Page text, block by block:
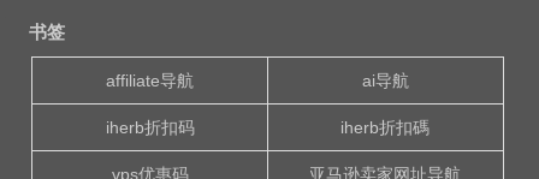
书签
affiliate导航 ai导航
iherb折扣码 iherb折扣碼
vps优惠码 亚马逊卖家网址导航